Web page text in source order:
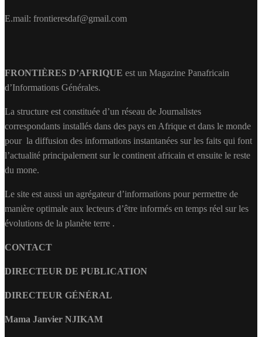
E.mail: frontieresdaf@gmail.com
FRONTIÈRES D’AFRIQUE est un Magazine Panafricain
d’Informations Générales.
La structure est constituée d’un réseau de Journalistes
correspondants installés dans des pays en Afrique et dans le monde
pour la diffusion des informations instantanées sur les faits qui font
l’actualité principalement sur le continent africain et ensuite le reste
du mone.
Le site est aussi un agrégateur d’informations pour permettre de
manière optimale aux lecteurs d’être informés en temps réel sur les
évolutions de la planète terre .
CONTACT
DIRECTEUR DE PUBLICATION
DIRECTEUR GÉNÉRAL
Mama Janvier NJIKAM